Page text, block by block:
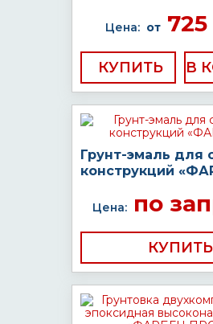
Цена: от 725
КУПИТЬ
Грунт-эмаль для
конструкций
Цена:по
КУПИТЬ